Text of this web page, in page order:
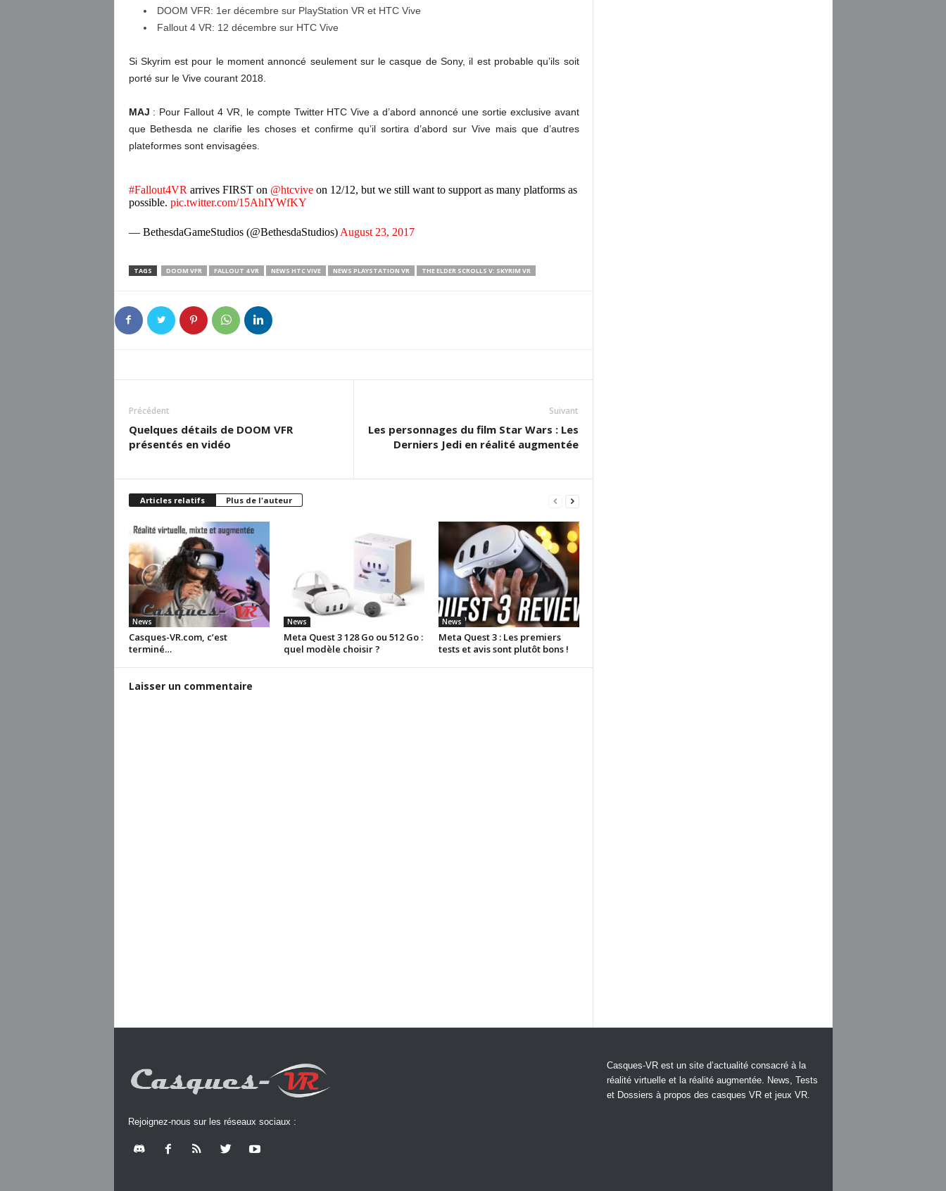
DOOM VFR: 1er décembre sur PlayStation VR et HTC Vive
Fallout 4 VR: 12 décembre sur HTC Vive
Si Skyrim est pour le moment annoncé seulement sur le casque de Sony, il est probable qu’ils soit
porté sur le Vive courant 2018.
MAJ : Pour Fallout 4 VR, le compte Twitter HTC Vive a d’abord annoncé une sortie exclusive avant
que Bethesda ne clarifie les choses et confirme qu’il sortira d’abord sur Vive mais que d’autres
plateformes sont envisagées.
#Fallout4VR arrives FIRST on @htcviveon 12/12, but we still want to support as many platforms as
possible. pic.twitter.com/15AhIYWfKY
— BethesdaGameStudios (@BethesdaStudios) August 23, 2017
TAGS DOOM VFR FALLOUT 4 VR NEWS HTC VIVE NEWS PLAYSTATION VR THE ELDER SCROLLS V: SKYRIM VR
Précédent
Quelques détails de DOOM VFR
présentés en vidéo
Suivant
Les personnages du film Star Wars : Les
Derniers Jedi en réalité augmentée
Articles relatifs Plus de l'auteur
News
Casques-VR.com, c’est
terminé…
News
Meta Quest 3 128 Go ou 512 Go :
quel modèle choisir ?
News
Meta Quest 3 : Les premiers
tests et avis sont plutôt bons !
Laisser un commentaire
Rejoignez-nous sur les réseaux sociaux :
Casques-VR est un site d’actualité consacré à la
réalité virtuelle et la réalité augmentée. News, Tests
et Dossiers à propos des casques VR et jeux VR.